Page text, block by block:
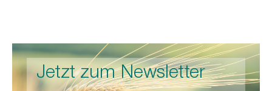
Jetzt zum Newsletter